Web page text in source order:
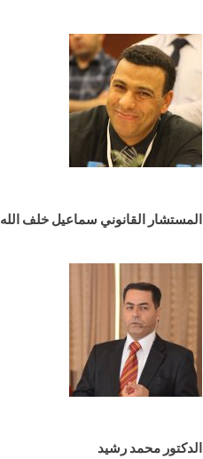
المستشار القانوني سماعيل خلف الله
الدكتور محمد رشيد